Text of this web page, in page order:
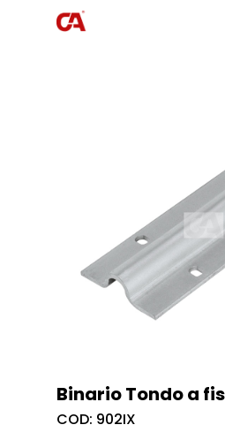
Binario Tondo a
COD: 902IX